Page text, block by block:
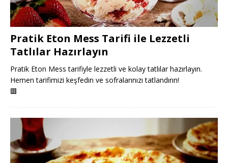
Pratik Eton Mess Tarifi ile Lezzetli
Tatlılar Hazırlayın
Pratik Eton Mess tarifiyle lezzetli ve kolay tatlılar hazırlayın.
Hemen tarifimizi keşfedin ve sofralarınızı tatlandırın!
🟥